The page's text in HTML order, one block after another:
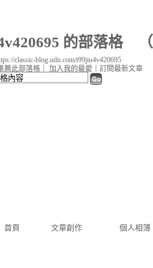
的部落格（
首頁 文章創作 個人相簿
薦此部落格 加入我的最愛 訂閱最新文章
classic-blog.udn.com/t99jiu4v420695